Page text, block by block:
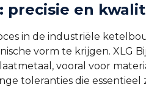
precisie en
in de industriële
vorm te krijgen. XLG
vooral voor
toleranties die